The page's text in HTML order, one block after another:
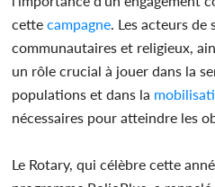
cette campagne . Les acteurs
communautaires et religieux,
un rôle crucial à jouer dans la
populations et dans la
nécessaires pour atteindre les
Le Rotary, qui célèbre cette